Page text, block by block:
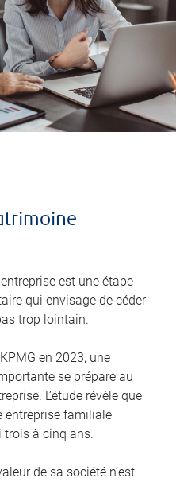
est une étape
qui envisage de céder
trop lointain.
en 2023, une
se prépare au
L’étude révèle que
entreprise familiale
trois à cinq ans.
de sa société n’est